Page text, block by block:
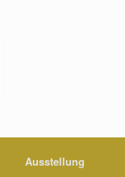
Ausstellung